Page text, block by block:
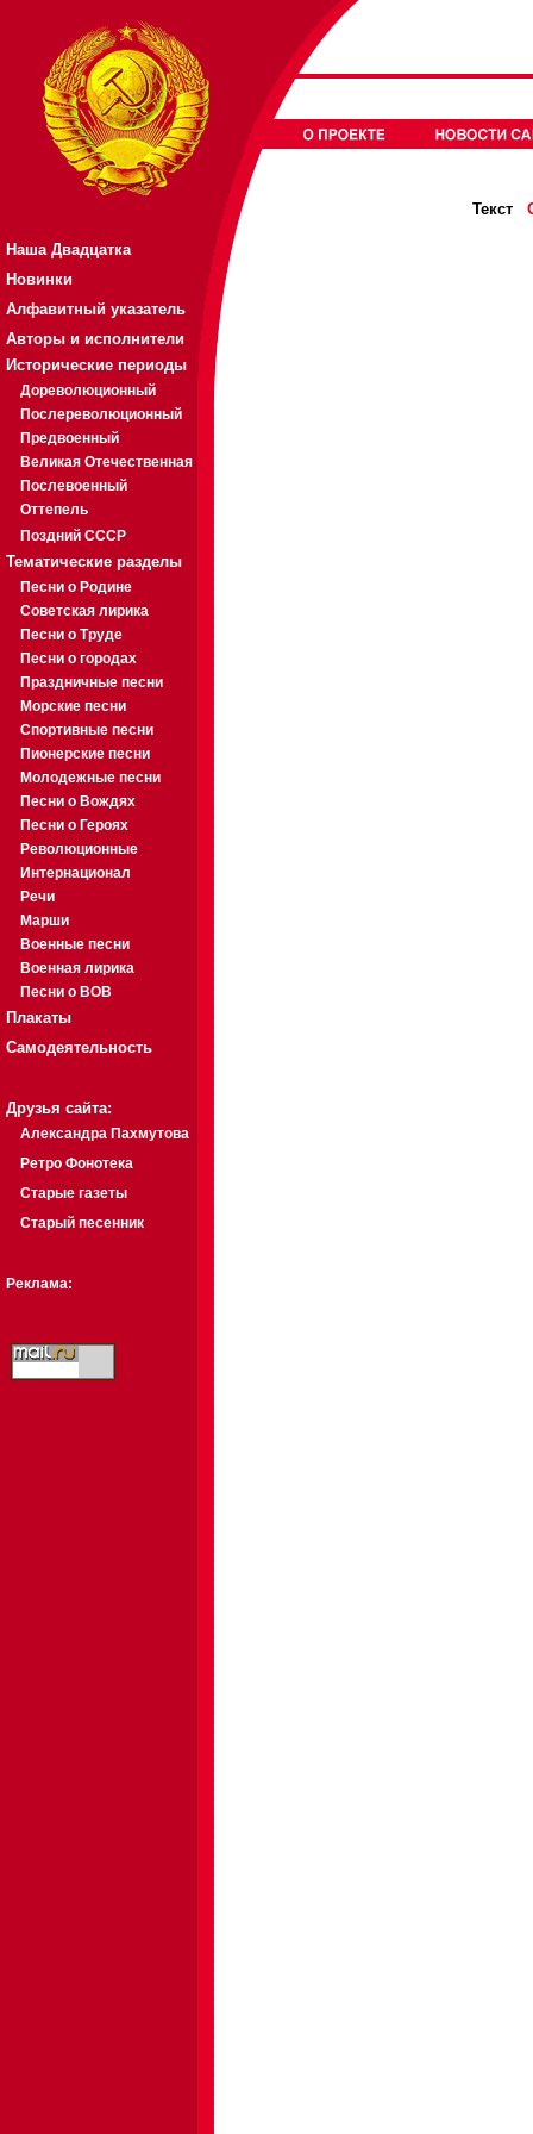
Наша Двадцатка
Новинки
Алфавитный указатель
Авторы и исполнители
Исторические периоды
Дореволюционный
Послереволюционный
Предвоенный
Великая Отечественная
Послевоенный
Оттепель
Поздний СССР
Тематические разделы
Песни о Родине
Советская лирика
Песни о Труде
Песни о городах
Праздничные песни
Морские песни
Спортивные песни
Пионерские песни
Молодежные песни
Песни о Вождях
Песни о Героях
Революционные
Интернационал
Речи
Марши
Военные песни
Военная лирика
Песни о ВОВ
Плакаты
Самодеятельность
Друзья сайта:
Александра Пахмутова
Ретро Фонотека
Старые газеты
Старый песенник
Реклама:
Текст